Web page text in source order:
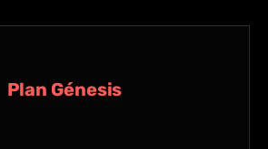
Plan Génesis